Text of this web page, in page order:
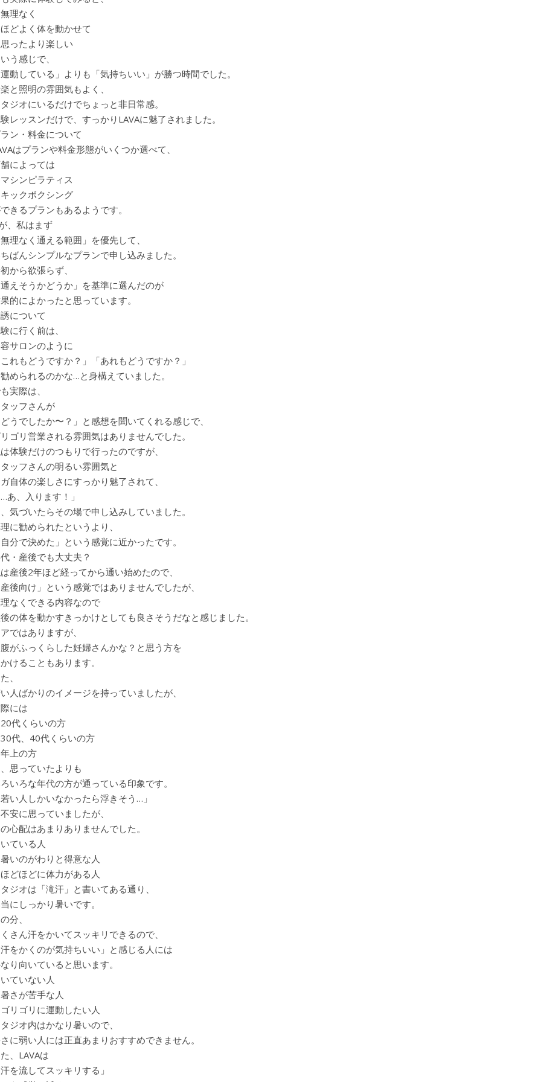
理なく
どよく体を動かせて
ったより楽しい
う感じで、
動している」よりも「気持ちいい」が勝つ時間でした。
と照明の雰囲気もよく、
ジオにいるだけでちょっと非日常感。
レッスンだけで、すっかりLAVAに魅了されました。
ン・料金について
はプランや料金形態がいくつか選べて、
によっては
シンピラティス
ックボクシング
きるプランもあるようです。
、私はまず
理なく通える範囲」を優先して、
ばんシンプルなプランで申し込みました。
から欲張らず、
えそうかどうか」を基準に選んだのが
的によかったと思っています。
について
に行く前は、
サロンのように
れもどうですか？」「あれもどうですか？」
められるのかな…と身構えていました。
実際は、
ッフさんが
うでしたか〜？」と感想を聞いてくれる感じで、
ゴリ営業される雰囲気はありませんでした。
体験だけのつもりで行ったのですが、
ッフさんの明るい雰囲気と
自体の楽しさにすっかり魅了されて、
あ、入ります！」
気づいたらその場で申し込みしていました。
に勧められたというより、
分で決めた」という感覚に近かったです。
・産後でも大丈夫？
産後2年ほど経ってから通い始めたので、
後向け」という感覚ではありませんでしたが、
なくできる内容なので
の体を動かすきっかけとしても良さそうだなと感じました。
ではありますが、
がふっくらした妊婦さんかな？と思う方を
けることもあります。
、
人ばかりのイメージを持っていましたが、
には
代くらいの方
代、40代くらいの方
上の方
思っていたよりも
いろな年代の方が通っている印象です。
い人しかいなかったら浮きそう…」
安に思っていましたが、
心配はあまりありませんでした。
ている人
いのがわりと得意な人
どほどに体力がある人
ジオは「滝汗」と書いてある通り、
にしっかり暑いです。
分、
さん汗をかいてスッキリできるので、
をかくのが気持ちいい」と感じる人には
り向いていると思います。
ていない人
さが苦手な人
リゴリに運動したい人
ジオ内はかなり暑いので、
に弱い人には正直あまりおすすめできません。
、LAVAは
を流してスッキリする」